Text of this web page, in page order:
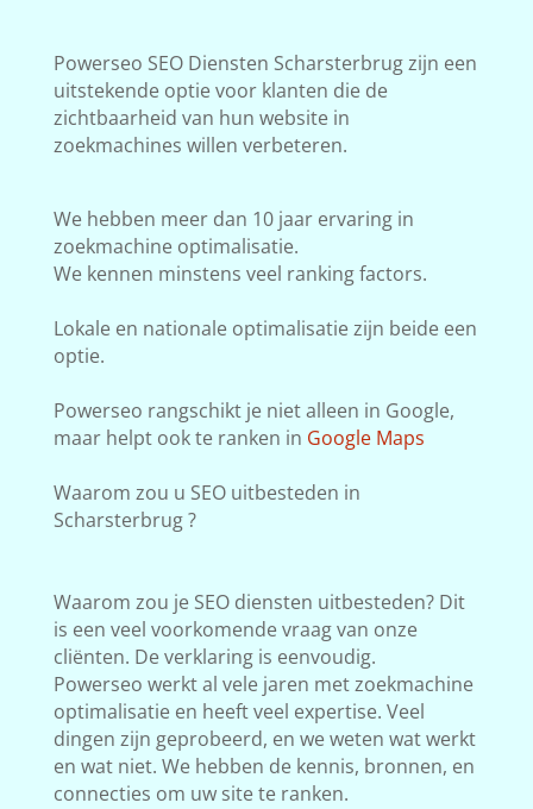
Powerseo SEO Diensten Scharsterbrug zijn een
uitstekende optie voor klanten die de
zichtbaarheid van hun website in
zoekmachines willen verbeteren.
We hebben meer dan 10 jaar ervaring in
zoekmachine optimalisatie.
We kennen minstens veel ranking factors.
Lokale en nationale optimalisatie zijn beide een
optie.
Powerseo rangschikt je niet alleen in Google,
maar helpt ook te ranken in Google Maps
Waarom zou u SEO uitbesteden in
Scharsterbrug ?
Waarom zou je SEO diensten uitbesteden? Dit
is een veel voorkomende vraag van onze
cliënten. De verklaring is eenvoudig.
Powerseo werkt al vele jaren met zoekmachine
optimalisatie en heeft veel expertise. Veel
dingen zijn geprobeerd, en we weten wat werkt
en wat niet. We hebben de kennis, bronnen, en
connecties om uw site te ranken.